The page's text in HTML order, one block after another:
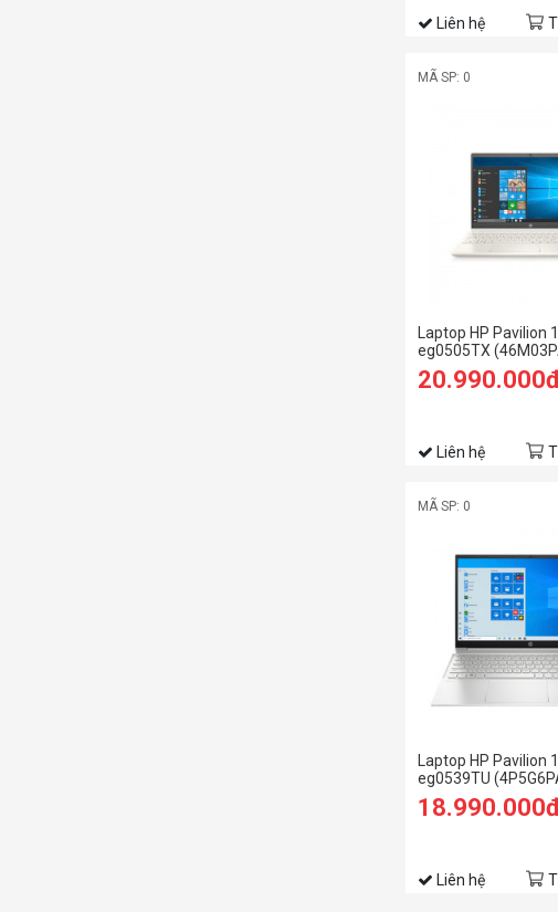
Liên hệ
MÃ SP: 0
Laptop HP Pavilion
eg0505TX
1135G7/8GB RAM/
SSD/15.6 FHD/
Liên hệ
MÃ SP: 0
Laptop HP Pavilion
eg0539TU
1135G7/8GB RAM/
SSD/15.6 FHD/
Liên hệ